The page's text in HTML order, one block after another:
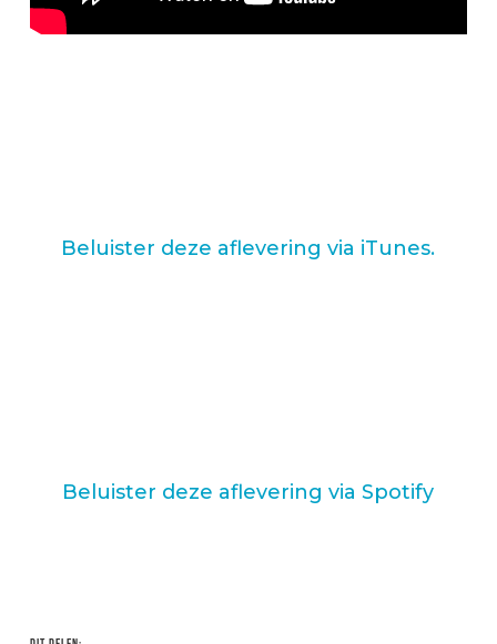
Beluister deze aflevering via iTunes.
Beluister deze aflevering via Spotify